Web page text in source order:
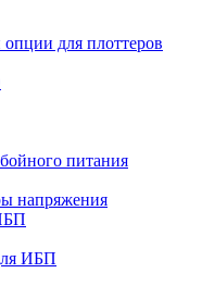
для плоттеров
питания
напряжения
ИБП